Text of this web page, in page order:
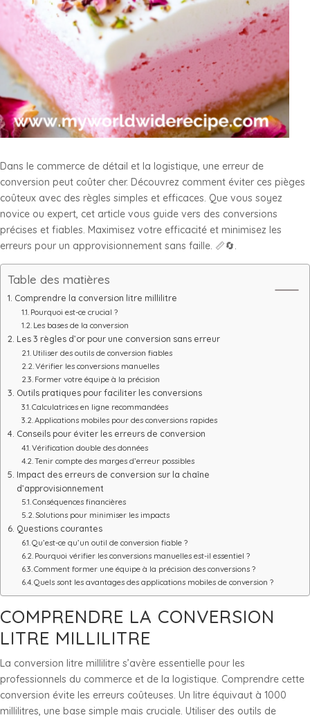
Dans le commerce de détail et la logistique, une erreur de
conversion peut coûter cher. Découvrez comment éviter ces pièges
coûteux avec des règles simples et efficaces. Que vous soyez
novice ou expert, cet article vous guide vers des conversions
précises et fiables. Maximisez votre efficacité et minimisez les
erreurs pour un approvisionnement sans faille. 📏🔄.
Table des matières
Comprendre la conversion litre millilitre
Pourquoi est-ce crucial ?
Les bases de la conversion
Les 3 règles d’or pour une conversion sans erreur
Utiliser des outils de conversion fiables
Vérifier les conversions manuelles
Former votre équipe à la précision
Outils pratiques pour faciliter les conversions
Calculatrices en ligne recommandées
Applications mobiles pour des conversions rapides
Conseils pour éviter les erreurs de conversion
Vérification double des données
Tenir compte des marges d’erreur possibles
Impact des erreurs de conversion sur la chaîne
d’approvisionnement
Conséquences financières
Solutions pour minimiser les impacts
Questions courantes
Qu’est-ce qu’un outil de conversion fiable ?
Pourquoi vérifier les conversions manuelles est-il essentiel ?
Comment former une équipe à la précision des conversions ?
Quels sont les avantages des applications mobiles de conversion ?
COMPRENDRE LA CONVERSION
LITRE MILLILITRE
La conversion litre millilitre s’avère essentielle pour les
professionnels du commerce et de la logistique. Comprendre cette
conversion évite les erreurs coûteuses. Un litre équivaut à 1000
millilitres, une base simple mais cruciale. Utiliser des outils de